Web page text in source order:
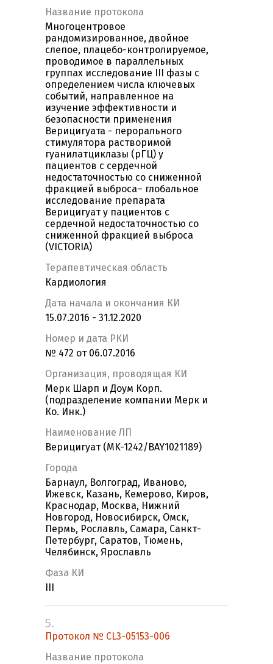
Название протокола
Многоцентровое
рандомизированное, двойное
слепое, плацебо-контролируемое,
проводимое в параллельных
группах исследование III фазы с
определением числа ключевых
событий, направленное на
изучение эффективности и
безопасности применения
Верицигуата - перорального
стимулятора растворимой
гуанилатциклазы (рГЦ) у
пациентов с сердечной
недостаточностью со сниженной
фракцией выброса– глобальное
исследование препарата
Верицигуат у пациентов с
сердечной недостаточностью со
сниженной фракцией выброса
(VICTORIA)
Терапевтическая область
Кардиология
Дата начала и окончания КИ
15.07.2016 - 31.12.2020
Номер и дата РКИ
№ 472 от 06.07.2016
Организация, проводящая КИ
Мерк Шарп и Доум Корп.
(подразделение компании Мерк и
Ко. Инк.)
Наименование ЛП
Верицигуат (MK-1242/BAY1021189)
Города
Барнаул, Волгоград, Иваново,
Ижевск, Казань, Кемерово, Киров,
Краснодар, Москва, Нижний
Новгород, Новосибирск, Омск,
Пермь, Рославль, Самара, Санкт-
Петербург, Саратов, Тюмень,
Челябинск, Ярославль
Фаза КИ
5.
Протокол № CL3-05153-006
Название протокола